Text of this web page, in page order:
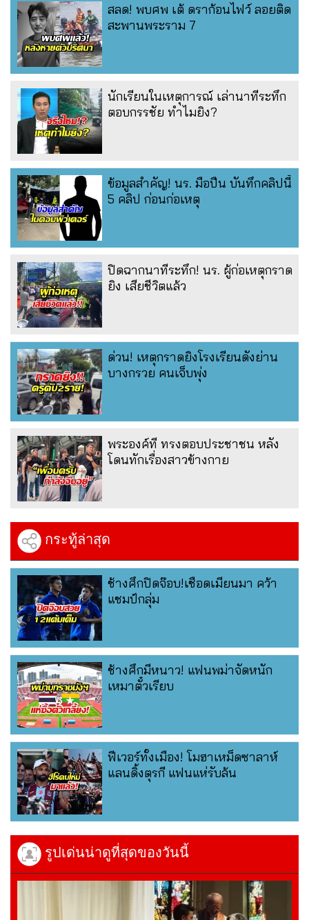
สลด! พบศพ เต้ ดราก้อนไฟว์ ลอยติด
สะพานพระราม 7
นักเรียนในเหตุการณ์ เล่านาทีระทึก
ตอบกรรชัย ทำไมยิง?
ข้อมูลสำคัญ! นร. มือปืน บันทึกคลิปนี้
5 คลิป ก่อนก่อเหตุ
ปิดฉากนาทีระทึก! นร. ผู้ก่อเหตุกราด
ยิง เสียชีวิตแล้ว
ด่วน! เหตุกราดยิงโรงเรียนดังย่าน
บางกรวย คนเจ็บพุ่ง
พระองค์ที ทรงตอบประชาชน หลัง
โดนทักเรื่องสาวข้างกาย
กระทู้ล่าสุด
ช้างศึกปิดจ๊อบ!เชือดเมียนมา คว้า
แชมป์กลุ่ม
ช้างศึกมีหนาว! แฟนพม่าจัดหนัก
เหมาตั๋วเรียบ
ฟีเวอร์ทั้งเมือง! โมฮาเหม็ดซาลาห์
แลนดิ้งตุรกี แฟนแห่รับล้น
รูปเด่นน่าดูที่สุดของวันนี้